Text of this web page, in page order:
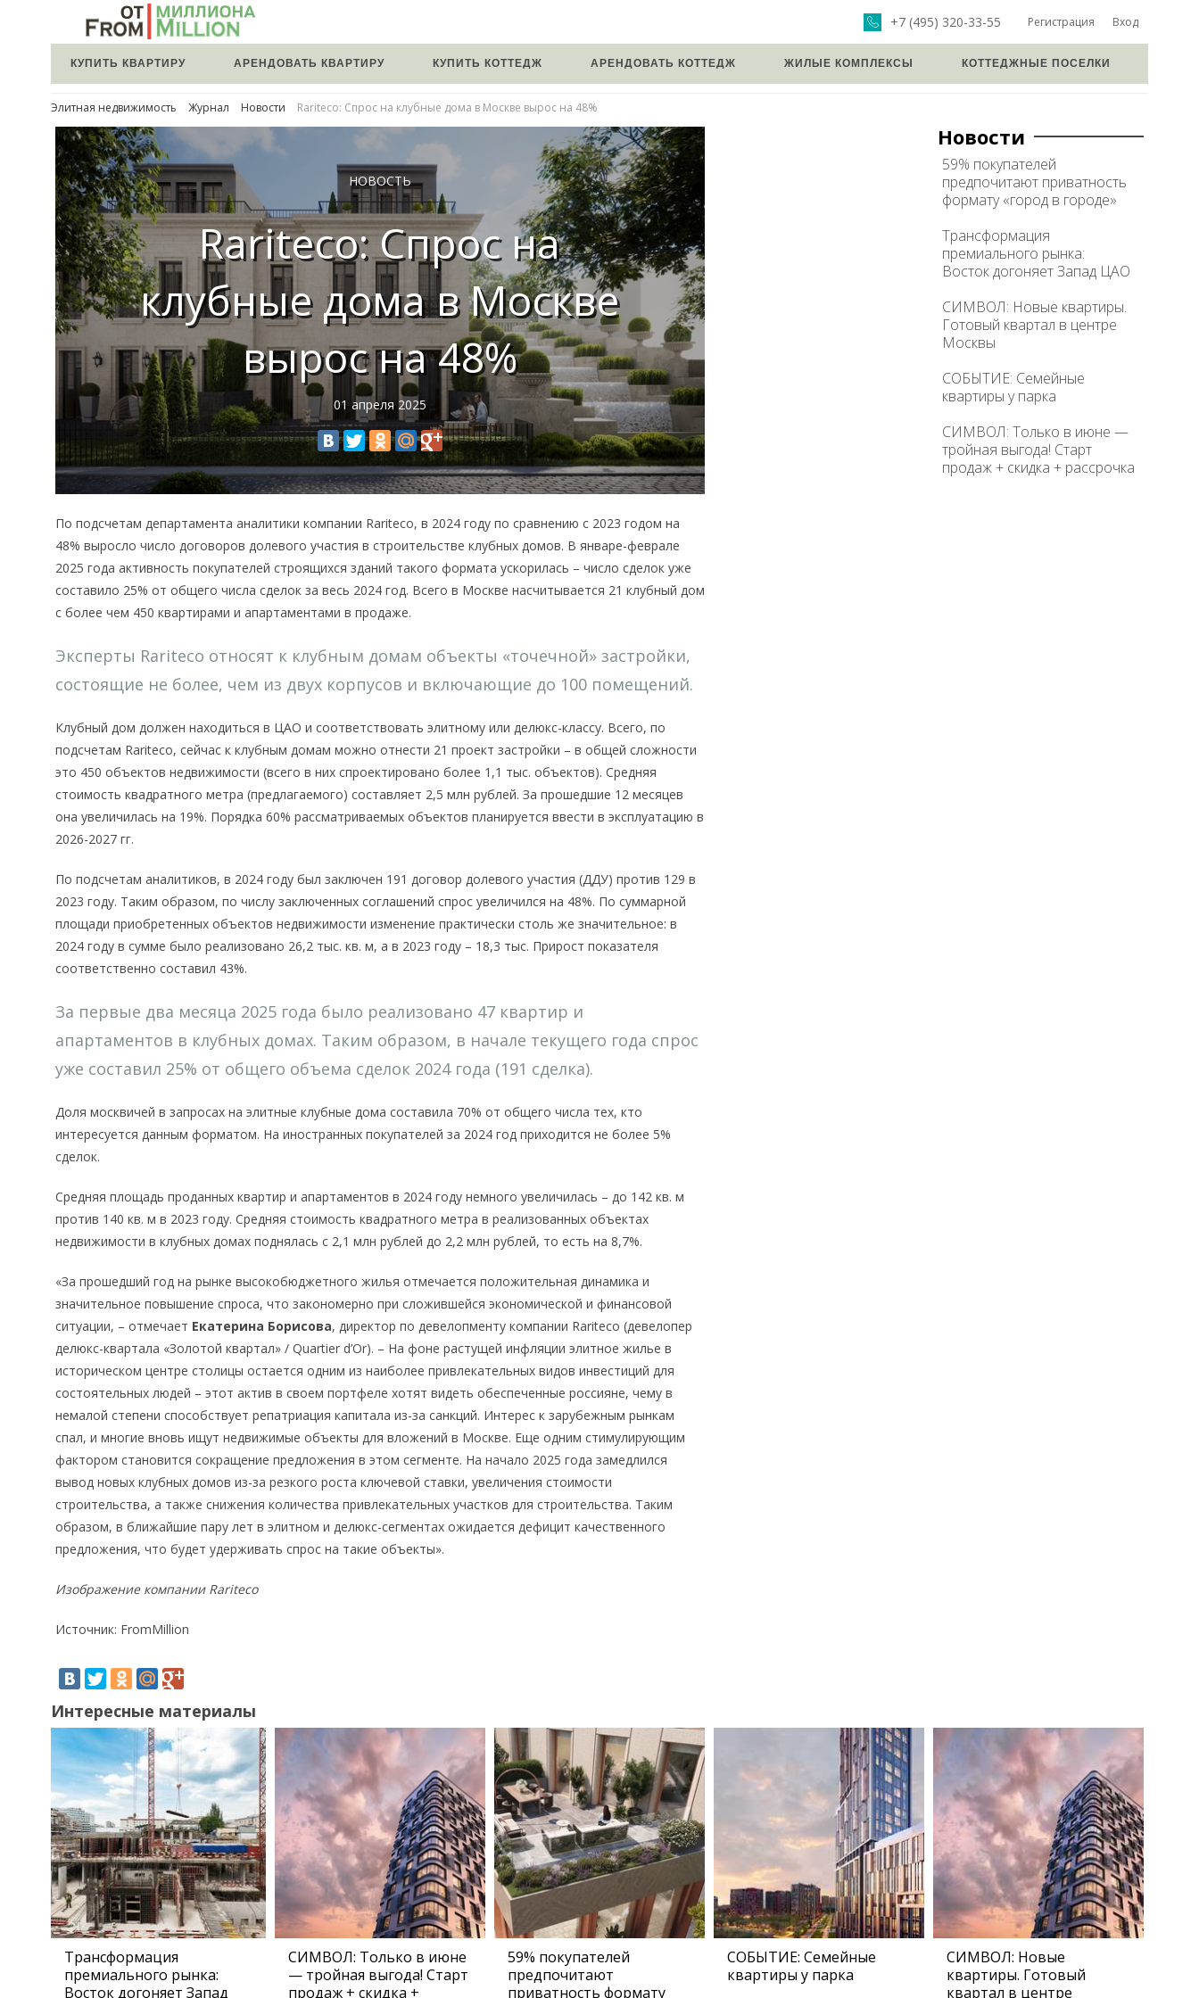
Регистрация Вход
+7 (495) 320-33-55
КУПИТЬ КВАРТИРУ АРЕНДОВАТЬ КВАРТИРУ КУПИТЬ КОТТЕДЖ АРЕНДОВАТЬ КОТТЕДЖ ЖИЛЫЕ КОМПЛЕКСЫ КОТТЕДЖНЫЕ ПОСЕЛКИ
Элитная недвижимость Журнал Новости Rariteco: Спрос на клубные дома в Москве вырос на 48%
НОВОСТЬ
Rariteco: Спрос на
клубные дома в Москве
вырос на 48%
01 апреля 2025
По подсчетам департамента аналитики компании Rariteco, в 2024 году по сравнению с 2023 годом на
48% выросло число договоров долевого участия в строительстве клубных домов. В январе-феврале
2025 года активность покупателей строящихся зданий такого формата ускорилась – число сделок уже
составило 25% от общего числа сделок за весь 2024 год. Всего в Москве насчитывается 21 клубный дом
с более чем 450 квартирами и апартаментами в продаже.
Эксперты Rariteco относят к клубным домам объекты «точечной» застройки,
состоящие не более, чем из двух корпусов и включающие до 100 помещений.
Клубный дом должен находиться в ЦАО и соответствовать элитному или делюкс-классу. Всего, по
подсчетам Rariteco, сейчас к клубным домам можно отнести 21 проект застройки – в общей сложности
это 450 объектов недвижимости (всего в них спроектировано более 1,1 тыс. объектов). Средняя
стоимость квадратного метра (предлагаемого) составляет 2,5 млн рублей. За прошедшие 12 месяцев
она увеличилась на 19%. Порядка 60% рассматриваемых объектов планируется ввести в эксплуатацию в
2026-2027 гг.
По подсчетам аналитиков, в 2024 году был заключен 191 договор долевого участия (ДДУ) против 129 в
2023 году. Таким образом, по числу заключенных соглашений спрос увеличился на 48%. По суммарной
площади приобретенных объектов недвижимости изменение практически столь же значительное: в
2024 году в сумме было реализовано 26,2 тыс. кв. м, а в 2023 году – 18,3 тыс. Прирост показателя
соответственно составил 43%.
За первые два месяца 2025 года было реализовано 47 квартир и
апартаментов в клубных домах. Таким образом, в начале текущего года спрос
уже составил 25% от общего объема сделок 2024 года (191 сделка).
Доля москвичей в запросах на элитные клубные дома составила 70% от общего числа тех, кто
интересуется данным форматом. На иностранных покупателей за 2024 год приходится не более 5%
сделок.
Средняя площадь проданных квартир и апартаментов в 2024 году немного увеличилась – до 142 кв. м
против 140 кв. м в 2023 году. Средняя стоимость квадратного метра в реализованных объектах
недвижимости в клубных домах поднялась с 2,1 млн рублей до 2,2 млн рублей, то есть на 8,7%.
«За прошедший год на рынке высокобюджетного жилья отмечается положительная динамика и
значительное повышение спроса, что закономерно при сложившейся экономической и финансовой
ситуации, – отмечает Екатерина Борисова, директор по девелопменту компании Rariteco (девелопер
делюкс-квартала «Золотой квартал» / Quartier d’Or). – На фоне растущей инфляции элитное жилье в
историческом центре столицы остается одним из наиболее привлекательных видов инвестиций для
состоятельных людей – этот актив в своем портфеле хотят видеть обеспеченные россияне, чему в
немалой степени способствует репатриация капитала из-за санкций. Интерес к зарубежным рынкам
спал, и многие вновь ищут недвижимые объекты для вложений в Москве. Еще одним стимулирующим
фактором становится сокращение предложения в этом сегменте. На начало 2025 года замедлился
вывод новых клубных домов из-за резкого роста ключевой ставки, увеличения стоимости
строительства, а также снижения количества привлекательных участков для строительства. Таким
образом, в ближайшие пару лет в элитном и делюкс-сегментах ожидается дефицит качественного
предложения, что будет удерживать спрос на такие объекты».
Изображение компании Rariteco
Источник: FromMillion
Новости
59% покупателей
предпочитают приватность
формату «город в городе»
Трансформация
премиального рынка:
Восток догоняет Запад ЦАО
СИМВОЛ: Новые квартиры.
Готовый квартал в центре
Москвы
СОБЫТИЕ: Семейные
квартиры у парка
СИМВОЛ: Только в июне —
тройная выгода! Старт
продаж + скидка + рассрочка
Интересные материалы
Трансформация
премиального рынка:
Восток догоняет Запад
СИМВОЛ: Только в июне
— тройная выгода! Старт
продаж + скидка +
59% покупателей
предпочитают
приватность формату
СОБЫТИЕ: Семейные
квартиры у парка
СИМВОЛ: Новые
квартиры. Готовый
квартал в центре